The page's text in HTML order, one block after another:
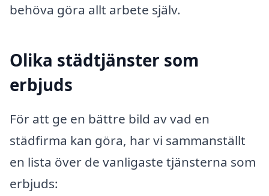
behöva göra allt arbete själv.
Olika städtjänster som
erbjuds
För att ge en bättre bild av vad en
städfirma kan göra, har vi sammanställt
en lista över de vanligaste tjänsterna som
erbjuds: